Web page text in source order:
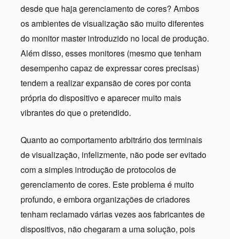
desde que haja gerenciamento de cores? Ambos
os ambientes de visualização são muito diferentes
do monitor master introduzido no local de produção.
Além disso, esses monitores (mesmo que tenham
desempenho capaz de expressar cores precisas)
tendem a realizar expansão de cores por conta
própria do dispositivo e aparecer muito mais
vibrantes do que o pretendido.
Quanto ao comportamento arbitrário dos terminais
de visualização, infelizmente, não pode ser evitado
com a simples introdução de protocolos de
gerenciamento de cores. Este problema é muito
profundo, e embora organizações de criadores
tenham reclamado várias vezes aos fabricantes de
dispositivos, não chegaram a uma solução, pois